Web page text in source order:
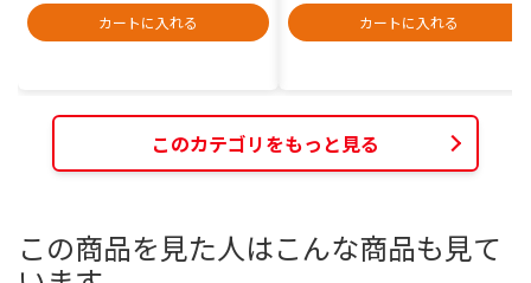
カートに入れる
カートに入れる
このカテゴリをもっと見る
この商品を見た人はこんな商品も見て